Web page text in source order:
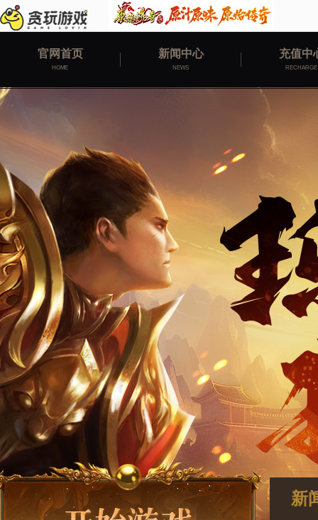
官网首页
HOME
新闻中心
NEWS
充值中
RECHARGE
新